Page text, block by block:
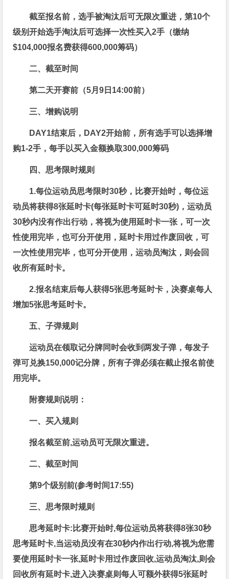
截至报名前，选手被淘汰后可无限次重进，第10个
级别开始选手淘汰后可选择一次性买入2手（缴纳
$104,000报名费获得600,000筹码）
二、截至时间
第二天开赛前（5月9日14:00前）
三、增购说明
DAY1结束后，DAY2开始前，所有选手可以选择增
购1-2手，每手以买入金额换取300,000筹码
四、思考限时规则
1.每位运动员思考限时30秒，比赛开始时，每位运
动员将获得8张延时卡(每张延时卡可延时30秒)，运动员
30秒内没有作出行动，将视为使用延时卡一张，可一次
性使用完毕，也可分开使用，延时卡用过作废回收，可
一次性使用完毕，也可分开使用，运动员淘汰，则会回
收所有延时卡。
2.报名结束后每人获得5张思考延时卡，决赛桌每人
增加5张思考延时卡。
五、子弹规则
运动员在领取记分牌同时会收到两发子弹，每发子
弹可兑换150,000记分牌，所有子弹必须在截止报名前使
用完毕。
附赛规则说明：
一、买入规则
报名截至前,运动员可无限次重进。
二、截至时间
第9个级别前(参考时间17:55)
三、思考限时规则
思考延时卡:比赛开始时,每位运动员将获得8张30秒
思考延时卡,当运动员没有在30秒内作出行动,将视为您需
要使用延时卡一张,延时卡用过作废回收,运动员淘汰,则会
回收所有延时卡,进入决赛桌则每人可额外获得5张延时